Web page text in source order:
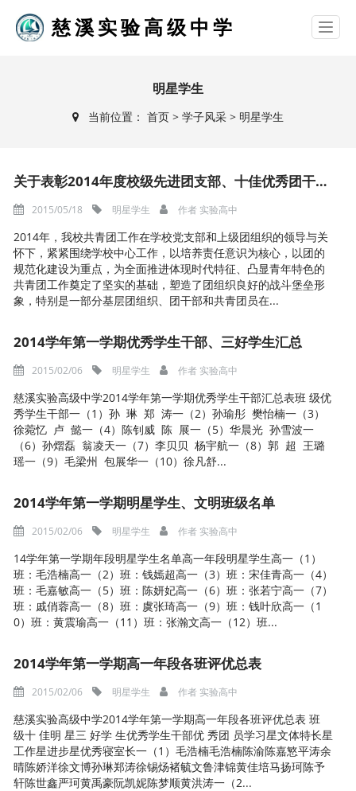
慈溪实验高级中学
明星学生
当前位置： 首页> 学子风采> 明星学生
关于表彰2014年度校级先进团支部、十佳优秀团干、十佳优秀团员的决定
2015/05/18 明星学生 作者 实验高中
2014年，我校共青团工作在学校党支部和上级团组织的领导与关
怀下，紧紧围绕学校中心工作，以培养责任意识为核心，以团的
规范化建设为重点，为全面推进体现时代特征、凸显青年特色的
共青团工作奠定了坚实的基础，塑造了团组织良好的战斗堡垒形
象，特别是一部分基层团组织、团干部和共青团员在...
2014学年第一学期优秀学生干部、三好学生汇总
2015/02/06 明星学生 作者 实验高中
慈溪实验高级中学2014学年第一学期优秀学生干部汇总表班 级优
秀学生干部一（1）孙 琳 郑 涛一（2）孙瑜彤 樊怡楠一（3）
徐菀忆 卢 懿一（4）陈钊威 陈 展一（5）华晨光 孙雪波一
（6）孙熠磊 翁凌天一（7）李贝贝 杨宇航一（8）郭 超 王璐
瑶一（9）毛梁州 包展华一（10）徐凡舒...
2014学年第一学期明星学生、文明班级名单
2015/02/06 明星学生 作者 实验高中
14学年第一学期年段明星学生名单高一年段明星学生高一（1）
班：毛浩楠高一（2）班：钱嫣超高一（3）班：宋佳青高一（4）
班：毛嘉敏高一（5）班：陈妍妃高一（6）班：张若宁高一（7）
班：戚俏蓉高一（8）班：虞张琦高一（9）班：钱叶欣高一（1
0）班：黄震瑜高一（11）班：张瀚文高一（12）班...
2014学年第一学期高一年段各班评优总表
2015/02/06 明星学生 作者 实验高中
慈溪实验高级中学2014学年第一学期高一年段各班评优总表 班
级十 佳明 星三 好学 生优秀学生干部优 秀团 员学习星文体特长星
工作星进步星优秀寝室长一（1）毛浩楠毛浩楠陈渝陈嘉慜平涛余
晴陈娇洋徐文博孙琳郑涛徐锡炀褚毓文鲁津锦黄佳培马扬珂陈予
轩陈世鑫严珂黄禹豪阮凯妮陈梦顺黄洪涛一（2...